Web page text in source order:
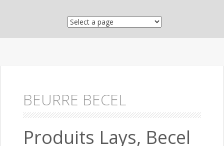
BEURRE BECEL
Produits Lays, Becel